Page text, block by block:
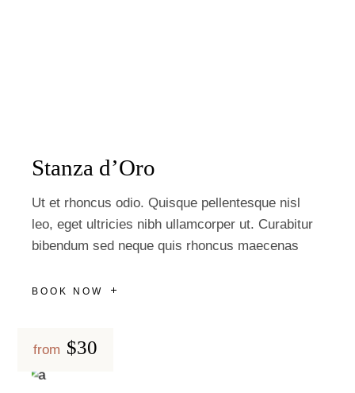
Stanza d’Oro
Ut et rhoncus odio. Quisque pellentesque nisl
leo, eget ultricies nibh ullamcorper ut. Curabitur
bibendum sed neque quis rhoncus maecenas
BOOK NOW
from $30